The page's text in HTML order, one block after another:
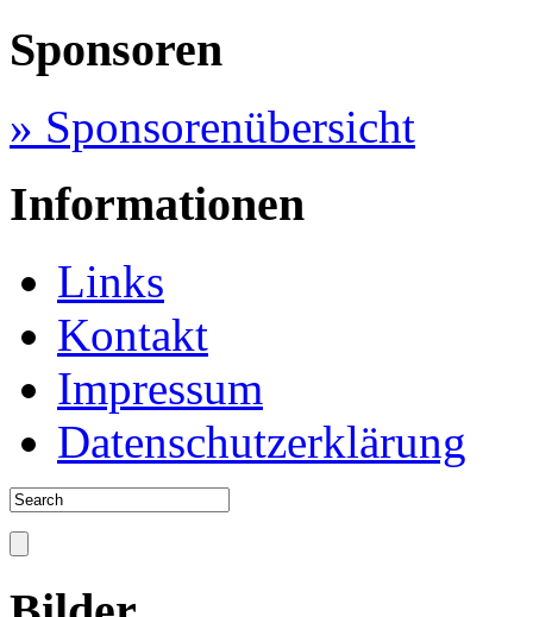
Sponsoren
» Sponsorenübersicht
Informationen
Links
Kontakt
Impressum
Datenschutzerklärung